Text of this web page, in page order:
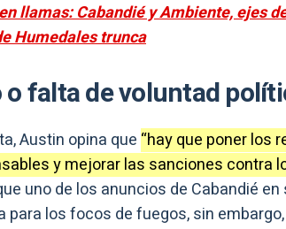
llamas: Cabandié y Ambiente, ejes
Humedales trunca
falta de voluntad
Austin opina que “hay que poner los
y mejorar las sanciones contra
uno de los anuncios de Cabandié
los focos de fuegos, sin